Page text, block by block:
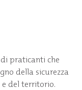
praticanti che
della sicurezza
e del territorio.